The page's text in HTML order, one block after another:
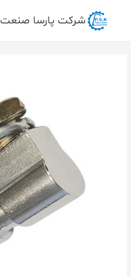
شرکت پارسا صنعت